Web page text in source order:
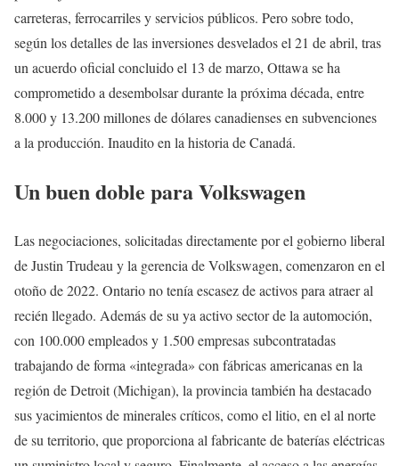
carreteras, ferrocarriles y servicios públicos. Pero sobre todo,
según los detalles de las inversiones desvelados el 21 de abril, tras
un acuerdo oficial concluido el 13 de marzo, Ottawa se ha
comprometido a desembolsar durante la próxima década, entre
8.000 y 13.200 millones de dólares canadienses en subvenciones
a la producción. Inaudito en la historia de Canadá.
Un buen doble para Volkswagen
Las negociaciones, solicitadas directamente por el gobierno liberal
de Justin Trudeau y la gerencia de Volkswagen, comenzaron en el
otoño de 2022. Ontario no tenía escasez de activos para atraer al
recién llegado. Además de su ya activo sector de la automoción,
con 100.000 empleados y 1.500 empresas subcontratadas
trabajando de forma «integrada» con fábricas americanas en la
región de Detroit (Michigan), la provincia también ha destacado
sus yacimientos de minerales críticos, como el litio, en el al norte
de su territorio, que proporciona al fabricante de baterías eléctricas